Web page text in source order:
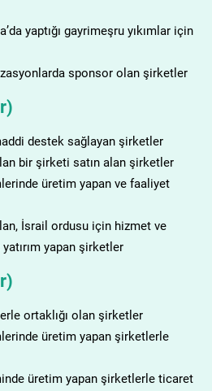
yaptığı gayrimeşru yıkımlar için
sponsor olan şirketler
destek sağlayan şirketler
bir şirketi satın alan şirketler
üretim yapan ve faaliyet
İsrail ordusu için hizmet ve
yapan şirketler
ortaklığı olan şirketler
üretim yapan şirketlerle
üretim yapan şirketlerle ticaret